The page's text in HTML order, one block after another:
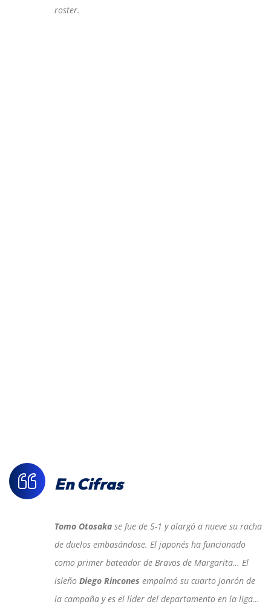
roster.
En Cifras
Tomo Otosaka se fue de 5-1 y alargó a nueve su racha
de duelos embasándose. El japonés ha funcionado
como primer bateador de Bravos de Margarita… El
isleño Diego Rincones empalmó su cuarto jonrón de
la campaña y es el líder del departamento en la liga…